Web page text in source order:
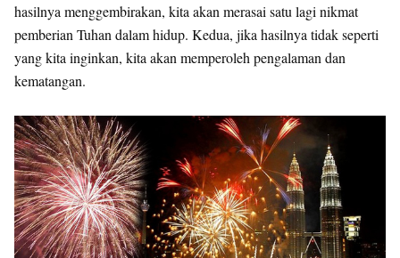
hasilnya menggembirakan, kita akan merasai satu lagi nikmat
pemberian Tuhan dalam hidup. Kedua, jika hasilnya tidak seperti
yang kita inginkan, kita akan memperoleh pengalaman dan
kematangan.